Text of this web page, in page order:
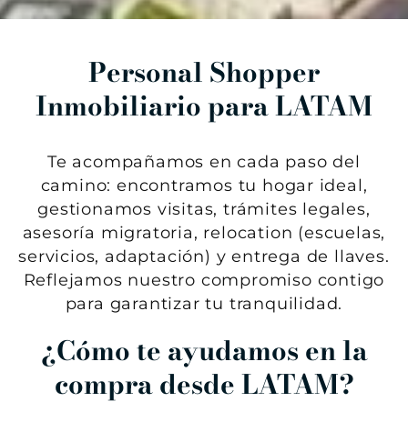
Personal Shopper
Inmobiliario para LATAM
Te acompañamos en cada paso del
camino: encontramos tu hogar ideal,
gestionamos visitas, trámites legales,
asesoría migratoria, relocation (escuelas,
servicios, adaptación) y entrega de llaves.
Reflejamos nuestro compromiso contigo
para garantizar tu tranquilidad.
¿Cómo te ayudamos en la
compra desde LATAM?